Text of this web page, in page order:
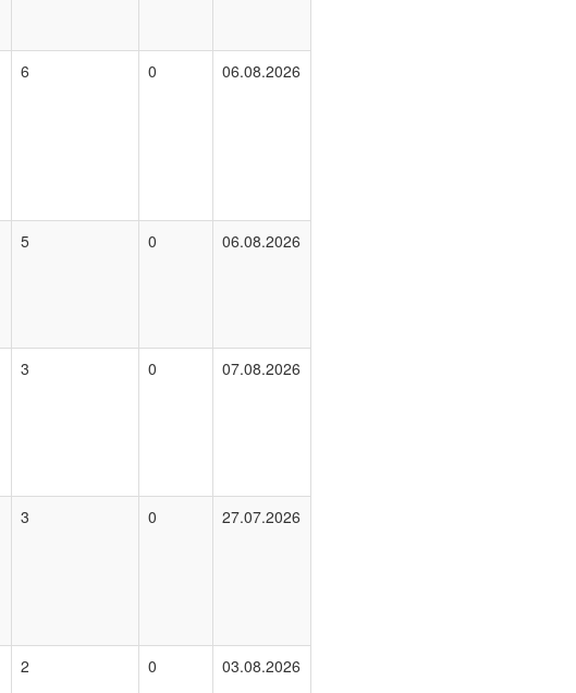
6 0 06.08.2026
5 0 06.08.2026
3 0 07.08.2026
3 0 27.07.2026
2 0 03.08.2026